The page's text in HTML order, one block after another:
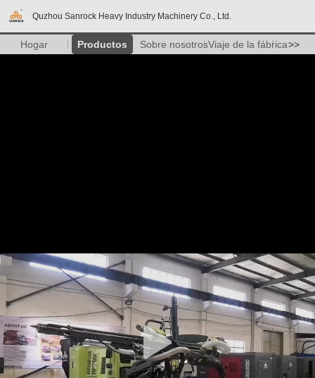
Quzhou Sanrock Heavy Industry Machinery Co., Ltd.
Hogar Productos Sobre nosotrosViaje de la fábrica>>